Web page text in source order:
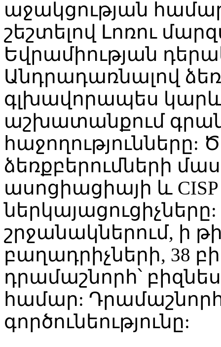
աջակցության
շեշտելով Լոռու
Եվրամիության
Անդրադառնալով
գլխավորապես
աշխատանքում
հաջողությունները:
ձեռքբերումների
ասոցիացիայի և
շրջանակներում, ի
բաղադրիչների, 38
դրամաշնորհ՝ բիզնես
համար:
գործունեությունը: